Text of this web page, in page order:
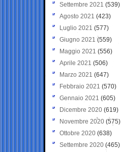
Settembre 2021 (539)
Agosto 2021 (423)
Luglio 2021 (577)
Giugno 2021(559)
Maggio 2021 (556)
Aprile 2021 (506)
Marzo 2021 (647)
Febbraio 2021 (570)
Gennaio 2021 (605)
Dicembre 2020 (619)
Novembre 2020 (575)
Ottobre 2020 (638)
Settembre 2020(465)